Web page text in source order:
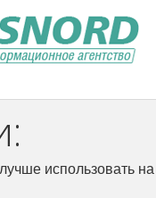
использовать